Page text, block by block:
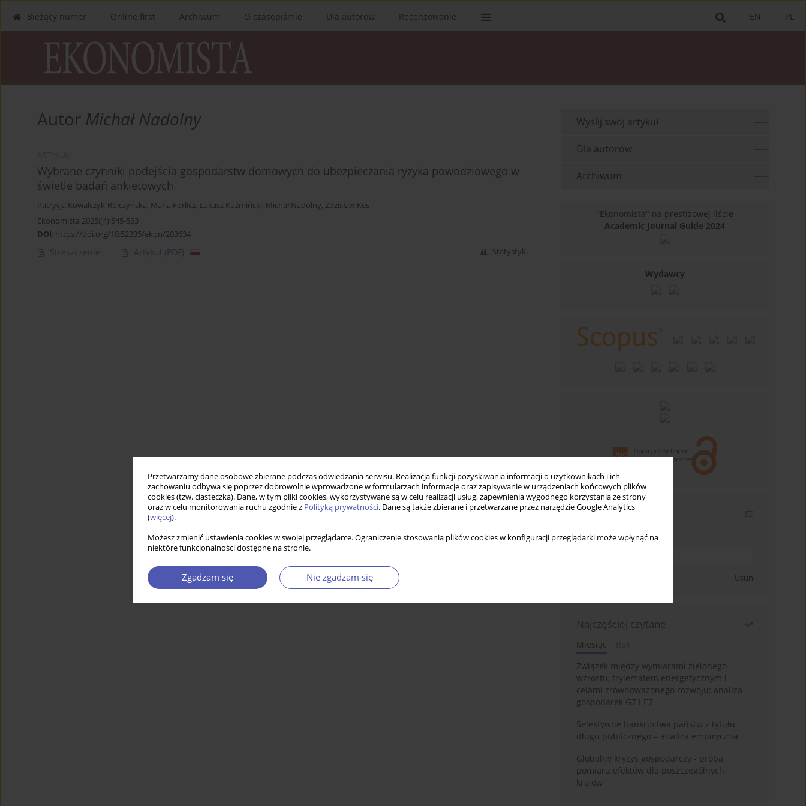
Przetwarzamy dane osobowe zbierane podczas odwiedzania serwisu. Realizacja funkcji pozyskiwania informacji o użytkownikach i ich
zachowaniu odbywa się poprzez dobrowolnie wprowadzone w formularzach informacje oraz zapisywanie w urządzeniach końcowych plików
cookies (tzw. ciasteczka). Dane, w tym pliki cookies, wykorzystywane są w celu realizacji usług, zapewnienia wygodnego korzystania ze strony
oraz w celu monitorowania ruchu zgodnie z Polityką prywatności. Dane są także zbierane i przetwarzane przez narzędzie Google Analytics
(więcej).
Możesz zmienić ustawienia cookies w swojej przeglądarce. Ograniczenie stosowania plików cookies w konfiguracji przeglądarki może wpłynąć na
niektóre funkcjonalności dostępne na stronie.
Zgadzam się Nie zgadzam się
PL
EN
Bieżący numer Online first Archiwum O czasopiśmie Dla autorów Recenzowanie
Autor Michał Nadolny
Wybrane czynniki podejścia gospodarstw domowych do ubezpieczania ryzyka powodziowego w
świetle badań ankietowych
Patrycja Kowalczyk-Rólczyńska, Maria Forlicz, Łukasz Kuźmiński, Michał Nadolny, Zdzisław Kes
Ekonomista 2025;(4):545-563
DOI: https://doi.org/10.52335/ekon/203634
Streszczenie Artykuł (PDF) Statystyki
Wyślij swój artykuł
Dla autorów
Archiwum
"Ekonomista" na prestiżowej liście
Academic Journal Guide 2024
Wydawcy
Newsletter
Wpisz swój adres email
Usuń
Najczęściej czytane
Miesiąc
Związek między wymiarami zielonego
wzrostu, trylematem energetycznym i
celami zrównoważonego rozwoju: analiza
gospodarek G7 i E7
Selektywne bankructwa państw z tytułu
długu publicznego – analiza empiryczna
Globalny kryzys gospodarczy - próba
pomiaru efektów dla poszczególnych
krajów